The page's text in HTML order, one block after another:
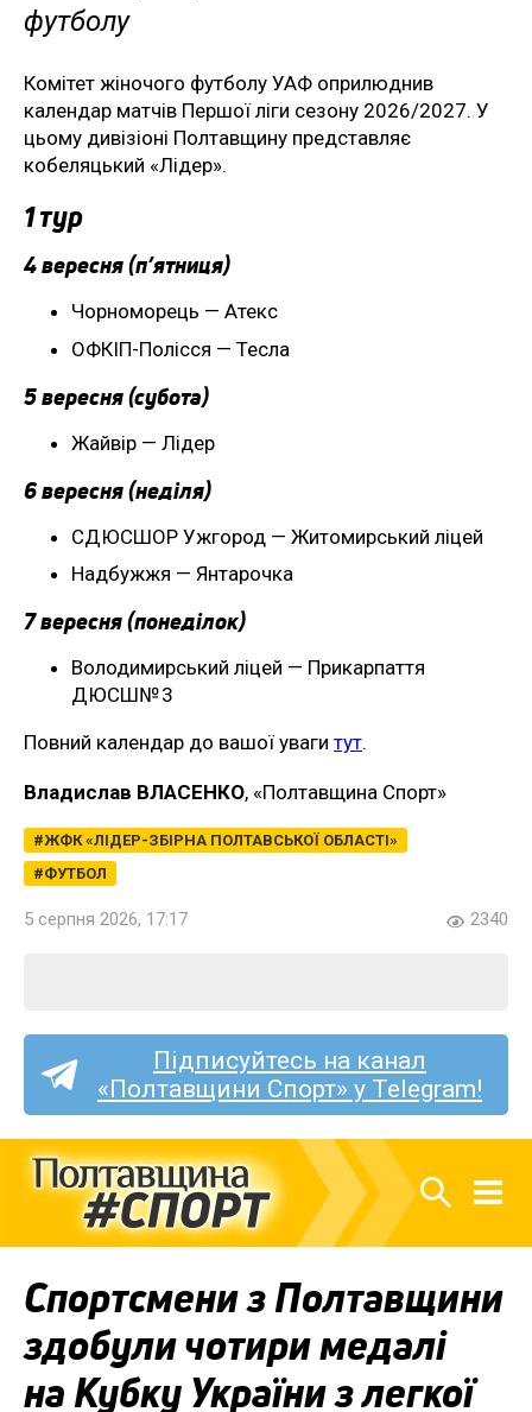
футболу
Комітет жіночого футболу УАФ оприлюднив
календар матчів Першої ліги сезону 2026/2027. У
цьому дивізіоні Полтавщину представляє
кобеляцький «Лідер».
1 тур
4 вересня (п’ятниця)
Чорноморець — Атекс
ОФКІП-Полісся — Тесла
5 вересня (субота)
Жайвір — Лідер
6 вересня (неділя)
СДЮСШОР Ужгород — Житомирський ліцей
Надбужжя — Янтарочка
7 вересня (понеділок)
Володимирський ліцей — Прикарпаття
ДЮСШ№ 3
Повний календар до вашої уваги тут.
Владислав ВЛАСЕНКО, «Полтавщина Спорт»
ЖФК «ЛІДЕР-ЗБІРНА ПОЛТАВСЬКОЇ ОБЛАСТІ»
ФУТБОЛ
5 серпня 2026, 17:17 2340
Підписуйтесь на канал
«Полтавщини Спорт» у Telegram!
Спортсмени з Полтавщини
здобули чотири медалі
на Кубку України з легкої